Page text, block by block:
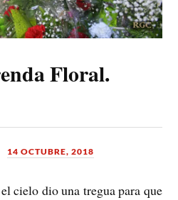
Floral.
14 OCTUBRE, 2018
cielo dio una tregua para que